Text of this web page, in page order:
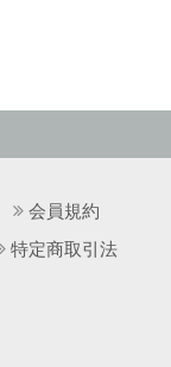
会員規約
特定商取引法